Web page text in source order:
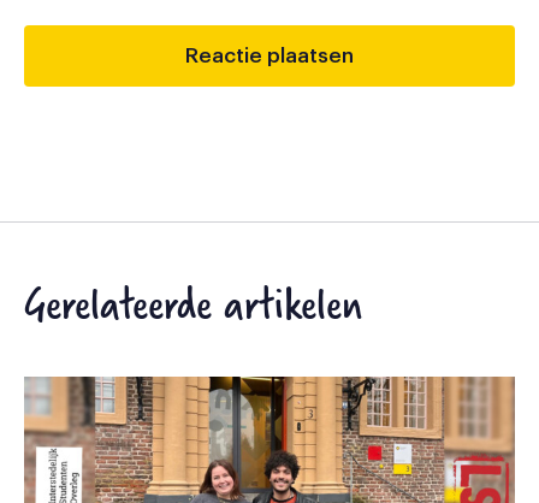
Gerelateerde artikelen